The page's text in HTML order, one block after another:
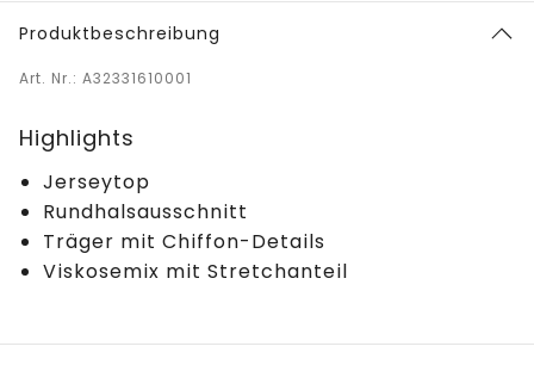
Produktbeschreibung
Art. Nr.: A32331610001
Highlights
Jerseytop
Rundhalsausschnitt
Träger mit Chiffon-Details
Viskosemix mit Stretchanteil